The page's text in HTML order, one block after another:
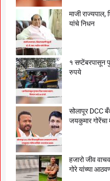
माजी राज्यपाल,
यांचे निधन
१ सप्टेंबरपासून
रुपये
सोलापूर DCC
जयकुमार गोरेंचा
हजारो जीव
गोरे यांच्या